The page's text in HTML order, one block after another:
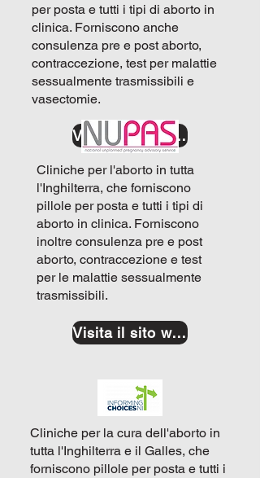
per posta e tutti i tipi di aborto in
clinica. Forniscono anche
consulenza pre e post aborto,
contraccezione, test per malattie
sessualmente trasmissibili e
vasectomie.
Visita il sito web
Cliniche per l'aborto in tutta
l'Inghilterra, che forniscono
pillole per posta e tutti i tipi di
aborto in clinica. Forniscono
inoltre consulenza pre e post
aborto, contraccezione e test
per le malattie sessualmente
trasmissibili.
Visita il sito web
Cliniche per la cura dell'aborto in
tutta l'Inghilterra e il Galles, che
forniscono pillole per posta e tutti i